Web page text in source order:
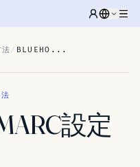
/ BLUEHO...
設定